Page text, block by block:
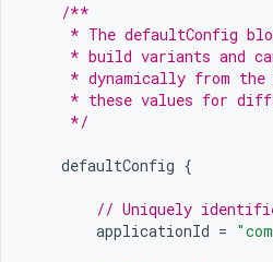
/**
* The defaultConfig
* build variants and
* dynamically from the
* these values for
     */
defaultConfig {
// Uniquely
applicationId =